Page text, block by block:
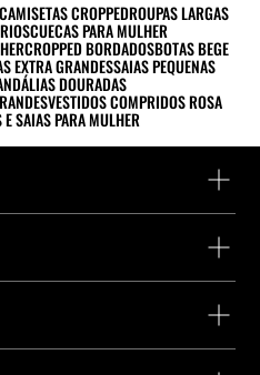
CAMISETAS CROPPEDROUPAS LARGAS
CUECAS PARA MULHER
CROPPED BORDADOSBOTAS BEGE
EXTRA GRANDESSAIAS PEQUENAS
DOURADAS
VESTIDOS COMPRIDOS ROSA
E SAIAS PARA MULHER